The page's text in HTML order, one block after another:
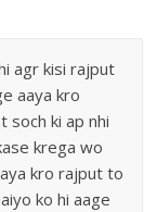
agr kisi rajput
aaya kro
soch ki ap nhi
krega wo
kro rajput to
ko hi aage